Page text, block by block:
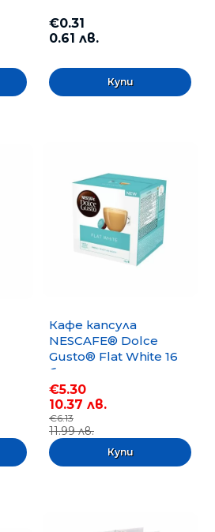
€0.31
0.61 лв.
Кафе капсула
NESCAFE® Dolce
Gusto® Flat White 16
бр.
€5.30
10.37 лв.
€6.13
11.99 лв.